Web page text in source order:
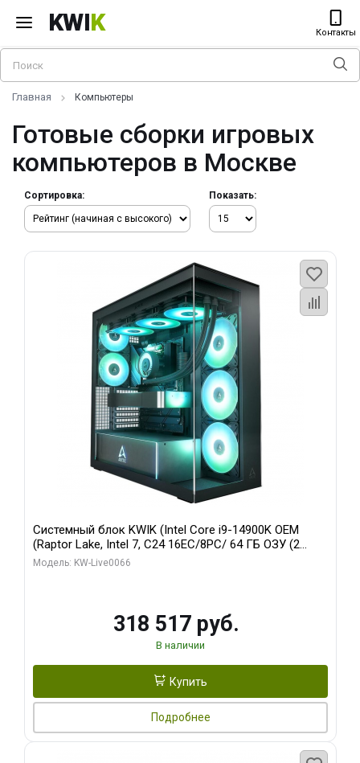
KWIK Контакты
Главная Компьютеры
Готовые сборки игровых
компьютеров в Москве
Сортировка: Показать:
Системный блок KWIK (Intel Core i9-14900K OEM
(Raptor Lake, Intel 7, C24 16EC/8PC/ 64 ГБ ОЗУ (2
модуля)/ Gigabyte RTX5080 XTREME WATERFORCE
Модель: KW-Live0066
318 517 руб.
В наличии
Купить
Подробнее